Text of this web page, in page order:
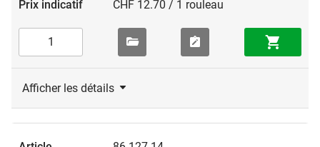
CHF 12.70 / 1 rouleau
Afficher les détails